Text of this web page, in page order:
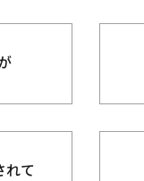
れて